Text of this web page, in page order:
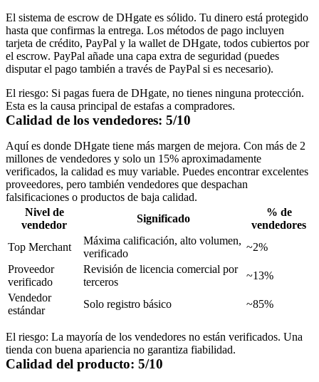
El sistema de escrow de DHgate es sólido. Tu dinero está protegido
hasta que confirmas la entrega. Los métodos de pago incluyen
tarjeta de crédito, PayPal y la wallet de DHgate, todos cubiertos por
el escrow. PayPal añade una capa extra de seguridad (puedes
disputar el pago también a través de PayPal si es necesario).
El riesgo: Si pagas fuera de DHgate, no tienes ninguna protección.
Esta es la causa principal de estafas a compradores.
Calidad de los vendedores: 5/10
Aquí es donde DHgate tiene más margen de mejora. Con más de 2
millones de vendedores y solo un 15% aproximadamente
verificados, la calidad es muy variable. Puedes encontrar excelentes
proveedores, pero también vendedores que despachan
falsificaciones o productos de baja calidad.
Nivel de
vendedor
Significado
% de
vendedores
Top Merchant
Máxima calificación, alto volumen,
verificado
~2%
Proveedor
verificado
Revisión de licencia comercial por
terceros
~13%
Vendedor
estándar
Solo registro básico ~85%
El riesgo: La mayoría de los vendedores no están verificados. Una
tienda con buena apariencia no garantiza fiabilidad.
Calidad del producto: 5/10